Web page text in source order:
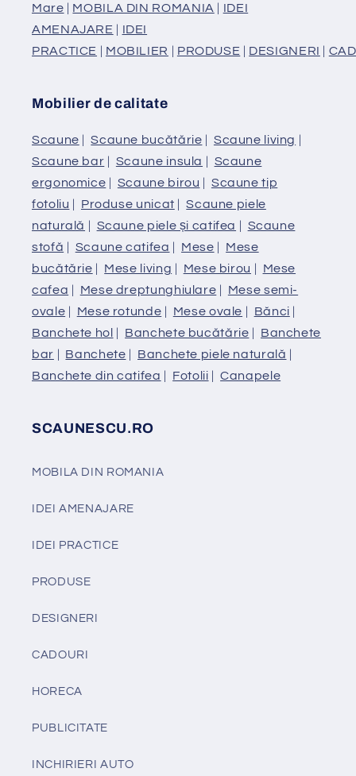
Mare | MOBILA DIN ROMANIA | IDEI
AMENAJARE | IDEI
PRACTICE | MOBILIER | PRODUSE | DESIGNERI |
Mobilier de calitate
Scaune |Scaune bucătărie | Scaune living |
Scaune bar | Scaune insula | Scaune
ergonomice | Scaune birou | Scaune tip
fotoliu | Produse unicat |Scaune piele
naturală | Scaune piele și catifea | Scaune
stofă | Scaune catifea | Mese | Mese
bucătărie | Mese living | Mese birou | Mese
cafea | Mese dreptunghiulare | Mese semi-
ovale | Mese rotunde | Mese ovale | Bănci |
Banchete hol | Banchete bucătărie | Banchete
bar | Banchete | Banchete piele naturală |
Banchete din catifea | Fotolii |Canapele
SCAUNESCU.RO
MOBILA DIN ROMANIA
IDEI AMENAJARE
IDEI PRACTICE
PRODUSE
DESIGNERI
CADOURI
HORECA
PUBLICITATE
INCHIRIERI AUTO